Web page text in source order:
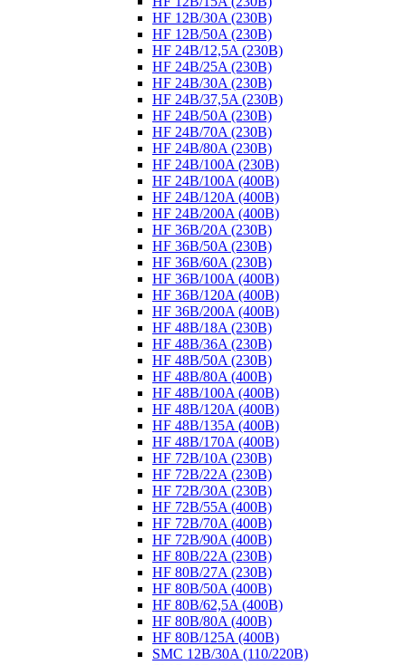
HF 12B/30A (230B)
HF 12B/50A (230B)
HF 24B/12,5A (230B)
HF 24B/25A (230B)
HF 24B/30A (230B)
HF 24B/37,5A (230B)
HF 24B/50A (230B)
HF 24B/70A (230B)
HF 24B/80A (230B)
HF 24B/100A (230B)
HF 24B/100A (400B)
HF 24B/120A (400B)
HF 24B/200A (400B)
HF 36B/20A (230B)
HF 36B/50A (230B)
HF 36B/60A (230B)
HF 36B/100A (400B)
HF 36B/120A (400B)
HF 36B/200A (400B)
HF 48B/18A (230B)
HF 48B/36A (230B)
HF 48B/50A (230B)
HF 48B/80A (400B)
HF 48B/100A (400B)
HF 48B/120A (400B)
HF 48B/135A (400B)
HF 48B/170A (400B)
HF 72B/10A (230B)
HF 72B/22A (230B)
HF 72B/30A (230B)
HF 72B/55A (400B)
HF 72B/70A (400B)
HF 72B/90A (400B)
HF 80B/22A (230B)
HF 80B/27A (230B)
HF 80B/50A (400B)
HF 80B/62,5A (400B)
HF 80B/80A (400B)
HF 80B/125A (400B)
SMC 12B/30A (110/220B)